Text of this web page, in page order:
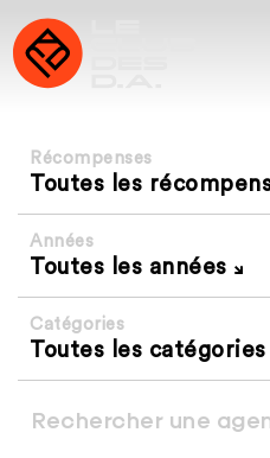
Récompenses
Toutes les
Années
Toutes les années
Catégories
Toutes les catégories